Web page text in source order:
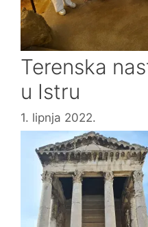
Terenska
u Istru
1. lipnja 2022.